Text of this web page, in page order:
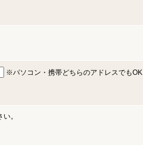
※パソコン・携帯どちらのアドレスでもOK
。